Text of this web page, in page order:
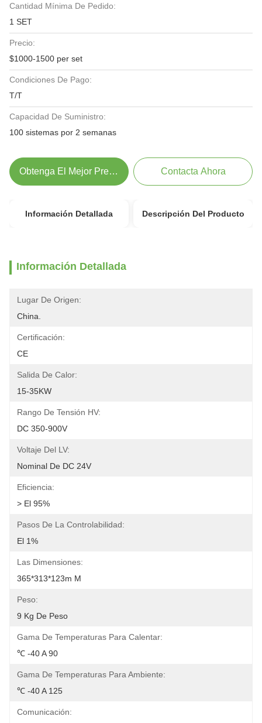
Cantidad Mínima De Pedido:
1 SET
Precio:
$1000-1500 per set
Condiciones De Pago:
T/T
Capacidad De Suministro:
100 sistemas por 2 semanas
Obtenga El Mejor Precio Contacta Ahora
Información Detallada Descripción Del Producto
Información Detallada
Lugar De Origen:
China.
Certificación:
CE
Salida De Calor:
15-35KW
Rango De Tensión HV:
DC 350-900V
Voltaje Del LV:
Nominal De DC 24V
Eficiencia:
> El 95%
Pasos De La Controlabilidad:
El 1%
Las Dimensiones:
365*313*123m M
Peso:
9 Kg De Peso
Gama De Temperaturas Para Calentar:
℃ -40 A 90
Gama De Temperaturas Para Ambiente:
℃ -40 A 125
Comunicación: